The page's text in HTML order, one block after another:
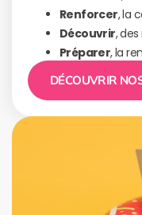
Renforcer, la
Découvrir,
Préparer, la
DÉCOUVRIR